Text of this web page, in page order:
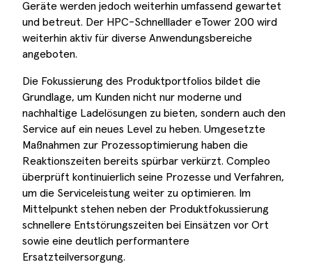
Geräte werden jedoch weiterhin umfassend gewartet
und betreut. Der HPC-Schnelllader eTower 200 wird
weiterhin aktiv für diverse Anwendungsbereiche
angeboten.
Die Fokussierung des Produktportfolios bildet die
Grundlage, um Kunden nicht nur moderne und
nachhaltige Ladelösungen zu bieten, sondern auch den
Service auf ein neues Level zu heben. Umgesetzte
Maßnahmen zur Prozessoptimierung haben die
Reaktionszeiten bereits spürbar verkürzt. Compleo
überprüft kontinuierlich seine Prozesse und Verfahren,
um die Serviceleistung weiter zu optimieren. Im
Mittelpunkt stehen neben der Produktfokussierung
schnellere Entstörungszeiten bei Einsätzen vor Ort
sowie eine deutlich performantere
Ersatzteilversorgung.